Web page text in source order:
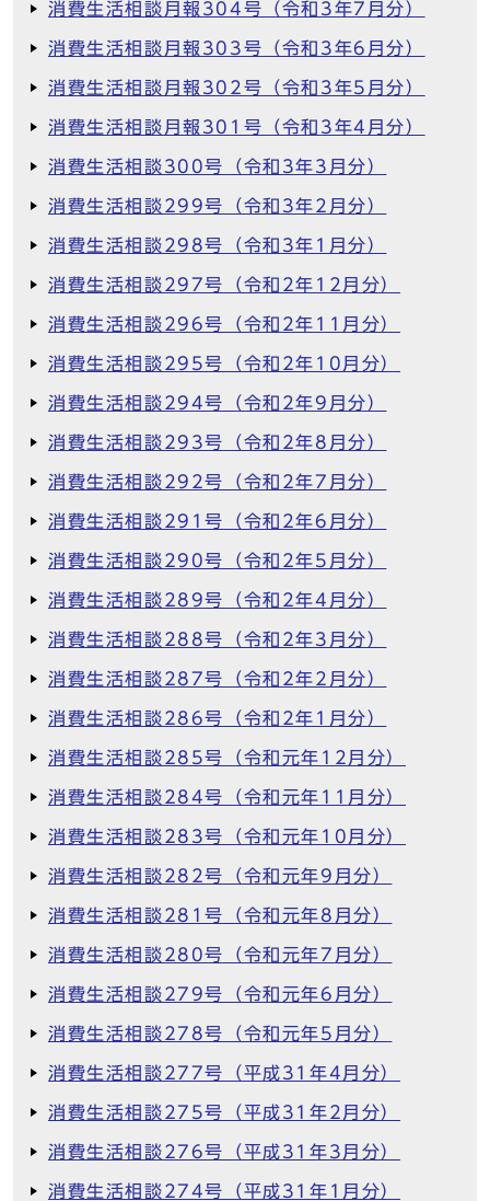
消費生活相談月報304号（令和3年7月分）
消費生活相談月報303号（令和3年6月分）
消費生活相談月報302号（令和3年5月分）
消費生活相談月報301号（令和3年4月分）
消費生活相談300号（令和3年3月分）
消費生活相談299号（令和3年2月分）
消費生活相談298号（令和3年1月分）
消費生活相談297号（令和2年12月分）
消費生活相談296号（令和2年11月分）
消費生活相談295号（令和2年10月分）
消費生活相談294号（令和2年9月分）
消費生活相談293号（令和2年8月分）
消費生活相談292号（令和2年7月分）
消費生活相談291号（令和2年6月分）
消費生活相談290号（令和2年5月分）
消費生活相談289号（令和2年4月分）
消費生活相談288号（令和2年3月分）
消費生活相談287号（令和2年2月分）
消費生活相談286号（令和2年1月分）
消費生活相談285号（令和元年12月分）
消費生活相談284号（令和元年11月分）
消費生活相談283号（令和元年10月分）
消費生活相談282号（令和元年9月分）
消費生活相談281号（令和元年8月分）
消費生活相談280号（令和元年7月分）
消費生活相談279号（令和元年6月分）
消費生活相談278号（令和元年5月分）
消費生活相談277号（平成31年4月分）
消費生活相談275号（平成31年2月分）
消費生活相談276号（平成31年3月分）
消費生活相談274号（平成31年1月分）